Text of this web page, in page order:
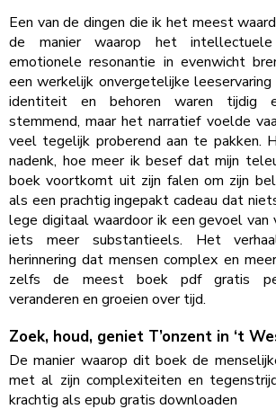
Een van de dingen die ik het meest
de manier waarop het
emotionele resonantie in evenwicht
een werkelijk onvergetelijke leeservaring
identiteit en behoren waren tijdig
stemmend, maar het narratief voelde
veel tegelijk proberend aan te pakken.
nadenk, hoe meer ik besef dat mijn
boek voortkomt uit zijn falen om zijn
als een prachtig ingepakt cadeau dat
lege digitaal waardoor ik een gevoel van
iets meer substantieels. Het
herinnering dat mensen complex en
zelfs de meest boek pdf gratis
veranderen en groeien over tijd.
Zoek, houd, geniet T’onzent in ‘t
De manier waarop dit boek de
met al zijn complexiteiten en
krachtig als epub gratis downloaden